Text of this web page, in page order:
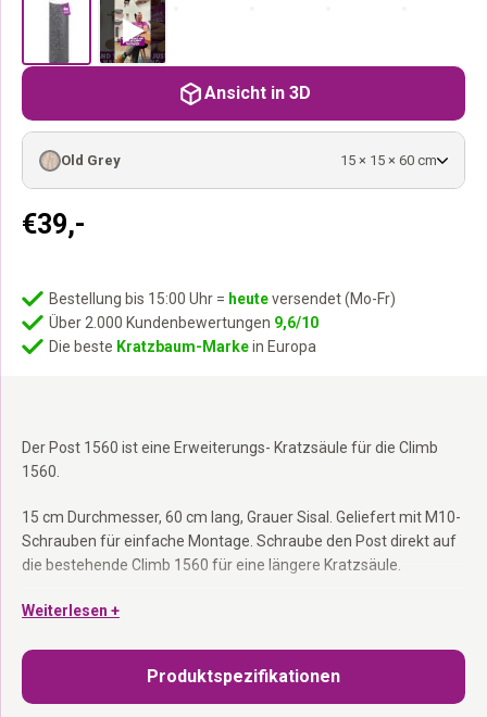
Der Post 1560 ist eine Erweiterungs- Kratzsäule für die Climb
1560.
15 cm Durchmesser, 60 cm lang, Grauer Sisal. Geliefert mit M10-
Schrauben für einfache Montage. Schraube den Post direkt auf
die bestehende Climb 1560 für eine längere Kratzsäule.
Erweiterungs- Kratzsäule für Climb 1560:
15 cm × 60 cm:
Stabiler, langlebiger Sisal.
M10- Schrauben inklusive:Einfache Montage direkt am
Weiterlesen +
€39,-
Old Grey 15 × 15 × 60 cm
Bestellung bis 15:00 Uhr = heuteversendet (Mo-Fr)
Über 2.000 Kundenbewertungen 9,6/10
Die beste Kratzbaum-Markein Europa
Ansicht in 3D
Produktspezifikationen